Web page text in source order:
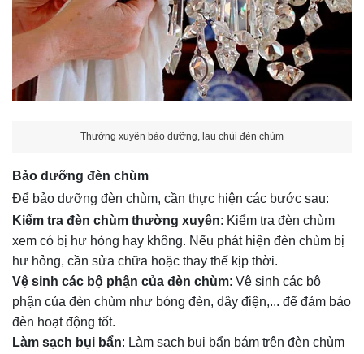
Thường xuyên bảo dưỡng, lau chùi đèn chùm
Bảo dưỡng đèn chùm
Để bảo dưỡng đèn chùm, cần thực hiện các bước sau:
Kiểm tra đèn chùm thường xuyên: Kiểm tra đèn chùm
xem có bị hư hỏng hay không. Nếu phát hiện đèn chùm bị
hư hỏng, cần sửa chữa hoặc thay thế kịp thời.
Vệ sinh các bộ phận của đèn chùm: Vệ sinh các bộ
phận của đèn chùm như bóng đèn, dây điện,... để đảm bảo
đèn hoạt động tốt.
Làm sạch bụi bẩn: Làm sạch bụi bẩn bám trên đèn chùm